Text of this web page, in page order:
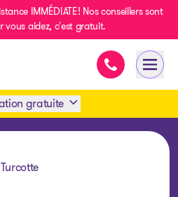
IMMÉDIATE! Nos conseillers sont
vous aidez, c'est gratuit.
Assistance
gratuite